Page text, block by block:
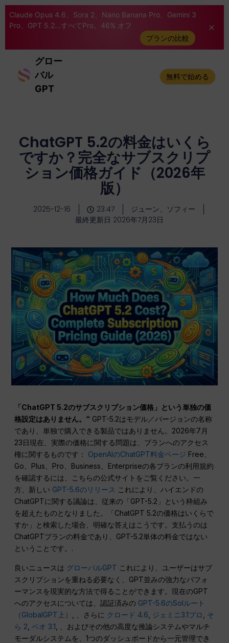
Claude Opus 4.6、Sora 2、Nano Banana Pro、Gemini 3
Pro、GPT 5.2...すべてPro。46% オフ
プランの比較
グロー
バル
GPT
無料で始める
ChatGPT 5.2の料金はいくら
ですか？完全なサブスクリプ
ション価格ガイド（2026年
版）
2025-12-16 23:47
ジューン、ソフィー
最終更新日 2026年7月23日
「ChatGPT 5.2のサブスクリプション価格」という単独の価
格設定はありません。“ GPT-5.2はモデル／バージョンの名称
であり、単独で購入できる製品ではありません。2026年7月
23日現在、実際の価格に関する問題は、プランへのアクセス
権に関するものです： OpenAIのChatGPT料金ページ Free、
Go、Plus、Pro、Business、Enterpriseの各プランの利用規約
を確認するには、こちらの公式サイトをご覧ください。一
方、新しい GPT-5.6のリリース これにより、ハイエンドの
ChatGPTに関する議論は、従来の「GPT-5.2」という枠組み
を超えたものとなりました。「ChatGPT 5.2の価格はいくらで
すか」と検索した場合、明確な答えはこうです。支払うのは
ChatGPTプランの料金であり、GPT-5.2単体の料金ではない
ということです。.
良いニュースは グローバルGPT これにより、ユーザーはサブ
スクリプションを重ねる必要なく、GPT並みの強力なパフォ
ーマンスを現実的な方法で得ることができます。現在のGPT
へのアクセスについては、認証済みの GPT-5.6のSolルート
（GlobalGPT上）
, 、さらに クロード 4.6 ジェミニ3.1プロ
そ
ら 2 ,ベオ 3.1 , 、およびその他の高度な推論システムやマルチ
モーダルシステムを、1つのダッシュボードから一元管理でき